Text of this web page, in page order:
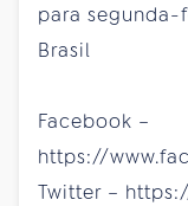
para segunda-
Brasil
Facebook –
https://
Twitter –